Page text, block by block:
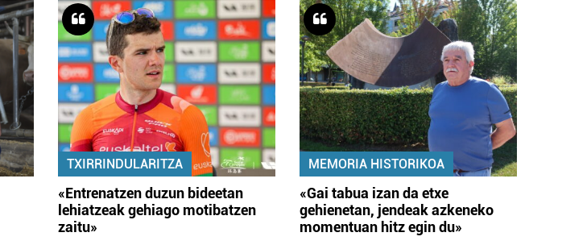
TXIRRINDULARITZA
«Entrenatzen duzun bideetan
lehiatzeak gehiago motibatzen
zaitu»
MEMORIA HISTORIKOA
«Gai tabua izan da etxe
gehienetan, jendeak azkeneko
momentuan hitz egin du»